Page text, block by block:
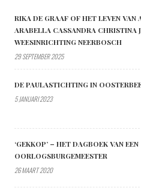
RIKA DE GRAAF OF HET LEVEN VAN
ARABELLA CASSANDRA CHRISTINA
WEESINRICHTING NEERBOSCH
29 SEPTEMBER 2025
DE PAULASTICHTING IN
5 JANUARI 2023
‘GEKKOP’ – HET DAGBOEK VAN EEN
OORLOGSBURGEMEESTER
26 MAART 2020